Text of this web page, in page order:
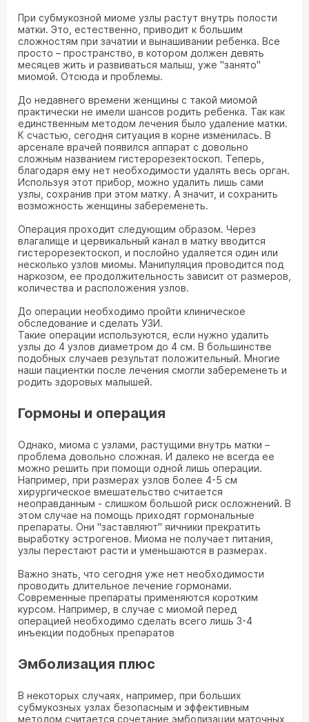
При субмукозной миоме узлы растут внутрь полости
матки. Это, естественно, приводит к большим
сложностям при зачатии и вынашивании ребенка. Все
просто – пространство, в котором должен девять
месяцев жить и развиваться малыш, уже "занято"
миомой. Отсюда и проблемы.
До недавнего времени женщины с такой миомой
практически не имели шансов родить ребенка. Так как
единственным методом лечения было удаление матки.
К счастью, сегодня ситуация в корне изменилась. В
арсенале врачей появился аппарат с довольно
сложным названием гистерорезектоскоп. Теперь,
благодаря ему нет необходимости удалять весь орган.
Используя этот прибор, можно удалить лишь сами
узлы, сохранив при этом матку. А значит, и сохранить
возможность женщины забеременеть.
Операция проходит следующим образом. Через
влагалище и цервикальный канал в матку вводится
гистерорезектоскоп, и послойно удаляется один или
несколько узлов миомы. Манипуляция проводится под
наркозом, ее продолжительность зависит от размеров,
количества и расположения узлов.
До операции необходимо пройти клиническое
обследование и сделать УЗИ.
Такие операции используются, если нужно удалить
узлы до 4 узлов диаметром до 4 см. В большинстве
подобных случаев результат положительный. Многие
наши пациентки после лечения смогли забеременеть и
родить здоровых малышей.
Гормоны и операция
Однако, миома с узлами, растущими внутрь матки –
проблема довольно сложная. И далеко не всегда ее
можно решить при помощи одной лишь операции.
Например, при размерах узлов более 4-5 см
хирургическое вмешательство считается
неоправданным - слишком большой риск осложнений. В
этом случае на помощь приходят гормональные
препараты. Они "заставляют" яичники прекратить
выработку эстрогенов. Миома не получает питания,
узлы перестают расти и уменьшаются в размерах.
Важно знать, что сегодня уже нет необходимости
проводить длительное лечение гормонами.
Современные препараты применяются коротким
курсом. Например, в случае с миомой перед
операцией необходимо сделать всего лишь 3-4
инъекции подобных препаратов
Эмболизация плюс
В некоторых случаях, например, при больших
субмукозных узлах безопасным и эффективным
методом считается сочетание эмболизации маточных